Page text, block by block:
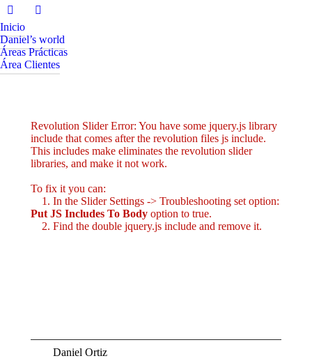
Inicio
Daniel’s world
Áreas Prácticas
Área Clientes
Revolution Slider Error: You have some jquery.js library
include that comes after the revolution files js include.
This includes make eliminates the revolution slider
libraries, and make it not work.
To fix it you can:
1. In the Slider Settings -> Troubleshooting set option:
Put JS Includes To Body option to true.
2. Find the double jquery.js include and remove it.
Daniel Ortiz